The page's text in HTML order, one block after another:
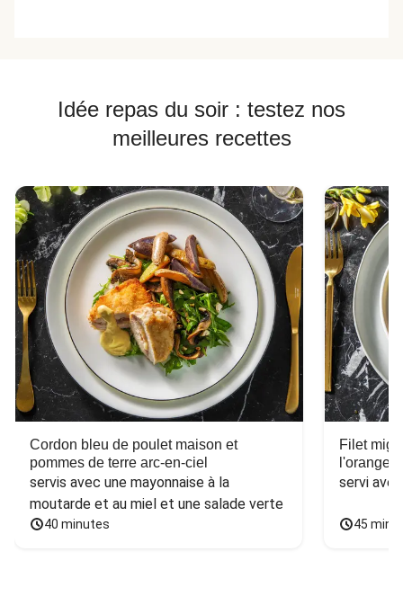
Idée repas du soir : testez nos
meilleures recettes
Cordon bleu de poulet maison et
pommes de terre arc-en-ciel
servis avec une mayonnaise à la
moutarde et au miel et une salade verte
40 minutes
Filet
l'orange
servi
45